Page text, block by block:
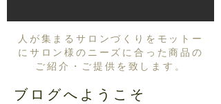
人が集まるサロンづくりをモットー
にサロン様のニーズに合った商品の
ご紹介・ご提供を致します。
ブログへようこそ